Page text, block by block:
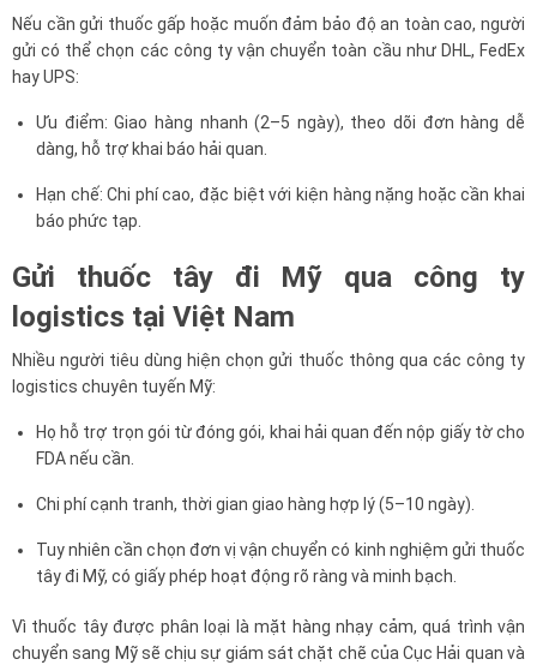
Nếu cần gửi thuốc gấp hoặc muốn đảm bảo độ an toàn cao, người
gửi có thể chọn các công ty vận chuyển toàn cầu như DHL, FedEx
hay UPS:
Ưu điểm: Giao hàng nhanh (2–5 ngày), theo dõi đơn hàng dễ
dàng, hỗ trợ khai báo hải quan.
Hạn chế: Chi phí cao, đặc biệt với kiện hàng nặng hoặc cần khai
báo phức tạp.
Gửi thuốc tây đi Mỹ qua công ty
logistics tại Việt Nam
Nhiều người tiêu dùng hiện chọn gửi thuốc thông qua các công ty
logistics chuyên tuyến Mỹ:
Họ hỗ trợ trọn gói từ đóng gói, khai hải quan đến nộp giấy tờ cho
FDA nếu cần.
Chi phí cạnh tranh, thời gian giao hàng hợp lý (5–10 ngày).
Tuy nhiên cần chọn đơn vị vận chuyển có kinh nghiệm gửi thuốc
tây đi Mỹ, có giấy phép hoạt động rõ ràng và minh bạch.
Vì thuốc tây được phân loại là mặt hàng nhạy cảm, quá trình vận
chuyển sang Mỹ sẽ chịu sự giám sát chặt chẽ của Cục Hải quan và